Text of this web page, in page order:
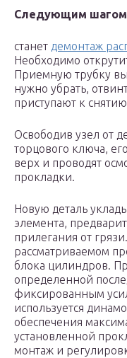
Следующим шагом
станет демонтаж
Необходимо
Приемную трубку
нужно убрать,
приступают к
Освободив узел от
торцового ключа,
верх и проводят
прокладки.
Новую деталь
элемента,
прилегания от
рассматриваемом
блока цилиндров.
определенной
фиксированным
используется
обеспечения
установленной
монтаж и